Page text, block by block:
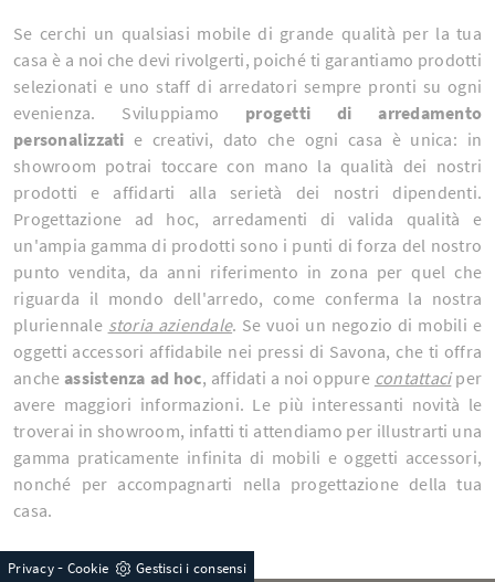
Se cerchi un qualsiasi mobile di grande qualità per la tua
casa è a noi che devi rivolgerti, poiché ti garantiamo prodotti
selezionati e uno staff di arredatori sempre pronti su ogni
evenienza. Sviluppiamo progetti di arredamento
personalizzati e creativi, dato che ogni casa è unica: in
showroom potrai toccare con mano la qualità dei nostri
prodotti e affidarti alla serietà dei nostri dipendenti.
Progettazione ad hoc, arredamenti di valida qualità e
un'ampia gamma di prodotti sono i punti di forza del nostro
punto vendita, da anni riferimento in zona per quel che
riguarda il mondo dell'arredo, come conferma la nostra
pluriennale storia aziendale. Se vuoi un negozio di mobili e
oggetti accessori affidabile nei pressi di Savona, che ti offra
ancheassistenza ad hoc, affidati a noi oppure contattaciper
avere maggiori informazioni. Le più interessanti novità le
troverai in showroom, infatti ti attendiamo per illustrarti una
gamma praticamente infinita di mobili e oggetti accessori,
nonché per accompagnarti nella progettazione della tua
casa.
Privacy- Cookie Gestisci i consensi